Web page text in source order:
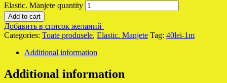
Elastic. Manjete quantity
Add to cart
Добавить в список желаний
Categories: Toate produsele, Elastic. Manjete Tag: 40lei-1m
Additional information
Additional information